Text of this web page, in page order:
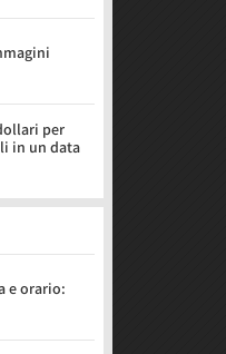
per
in un data
e orario: